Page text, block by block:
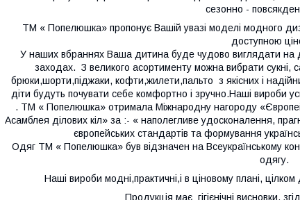
сезонно -
ТМ « Попелюшка» пропонує Вашій увазі моделі модного
доступною
У наших вбраннях Ваша дитина буде чудово виглядати на
заходах. З великого асортименту можна вибрати сукні,
брюки,шорти,піджаки, кофти,жилети,пальто з якісних і
діти будуть почувати себе комфортно і зручно.Наші вироби
. ТМ « Попелюшка» отримала Міжнародну нагороду
Асамблея ділових кіл» за :- « наполегливе удосконалення,
європейських стандартів та формування
Одяг ТМ « Попелюшка» був відзначен на Всеукраїнському
одягу.
Наші вироби модні,практичні,і в ціновому плані,
Продукція має гігієнічні висновки,